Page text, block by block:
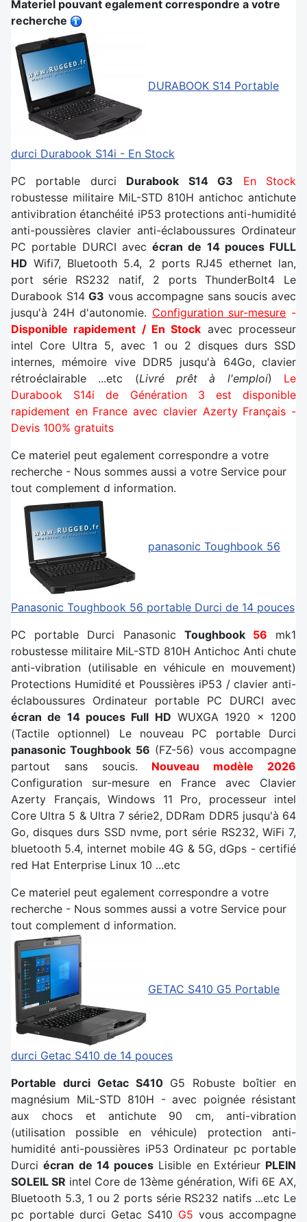
Materiel pouvant egalement correspondre a votre
recherche
DURABOOK S14 Portable
durci Durabook S14i - En Stock
PC portable durci Durabook S14 G3
En Stock
robustesse militaire MiL-STD 810H antichoc antichute
antivibration étanchéité iP53 protections anti-humidité
anti-poussières clavier anti-éclaboussures Ordinateur
PC portable DURCI avec écran de 14 pouces FULL
HD Wifi7, Bluetooth 5.4, 2 ports RJ45 ethernet lan,
port série RS232 natif, 2 ports ThunderBolt4 Le
Durabook S14G3 vous accompagne sans soucis avec
jusqu'à 24H d'autonomie. Configuration sur-mesure -
Disponible rapidement / En Stock avec processeur
intel Core Ultra 5, avec 1 ou 2 disques durs SSD
internes, mémoire vive DDR5 jusqu'à 64Go, clavier
rétroéclairable ...etc (Livré prêt à l'emploi) Le
Durabook S14i de Génération 3 est disponible
rapidement en France avec clavier Azerty Français -
Devis 100% gratuits
Ce materiel peut egalement correspondre a votre
recherche - Nous sommes aussi a votre Service pour
tout complement d information.
panasonic Toughbook 56
Panasonic Toughbook 56 portable Durci de 14 pouces
PC portable Durci Panasonic Toughbook 56 mk1
robustesse militaire MiL-STD 810H Antichoc Anti chute
anti-vibration (utilisable en véhicule en mouvement)
Protections Humidité et Poussières iP53 / clavier anti-
éclaboussures Ordinateur portable PC DURCI avec
écran de 14 pouces Full HD WUXGA 1920 x 1200
(Tactile optionnel) Le nouveau PC portable Durci
panasonic Toughbook 56 (FZ-56) vous accompagne
partout sans soucis. Nouveau modèle 2026
Configuration sur-mesure en France avec Clavier
Azerty Français, Windows 11 Pro, processeur intel
Core Ultra 5 & Ultra 7 série2, DDRam DDR5 jusqu'à 64
Go, disques durs SSD nvme, port série RS232, WiFi 7,
bluetooth 5.4, internet mobile 4G & 5G, dGps - certifié
red Hat Enterprise Linux 10 ...etc
Ce materiel peut egalement correspondre a votre
recherche - Nous sommes aussi a votre Service pour
tout complement d information.
GETAC S410 G5 Portable
durci Getac S410 de 14 pouces
Portable durci Getac S410G5 Robuste boîtier en
magnésium MiL-STD 810H - avec poignée résistant
aux chocs et antichute 90 cm, anti-vibration
(utilisation possible en véhicule) protection anti-
humidité anti-poussières iP53 Ordinateur pc portable
Durciécran de 14 pouces Lisible en Extérieur PLEIN
SOLEIL SR intel Core de 13ème génération, Wifi 6E AX,
Bluetooth 5.3, 1 ou 2 ports série RS232 natifs ...etc Le
pc portable durci Getac S410 G5 vous accompagne